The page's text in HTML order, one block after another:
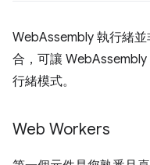
WebAssembly 執行緒
合，可讓
行緒模式。
Web Workers